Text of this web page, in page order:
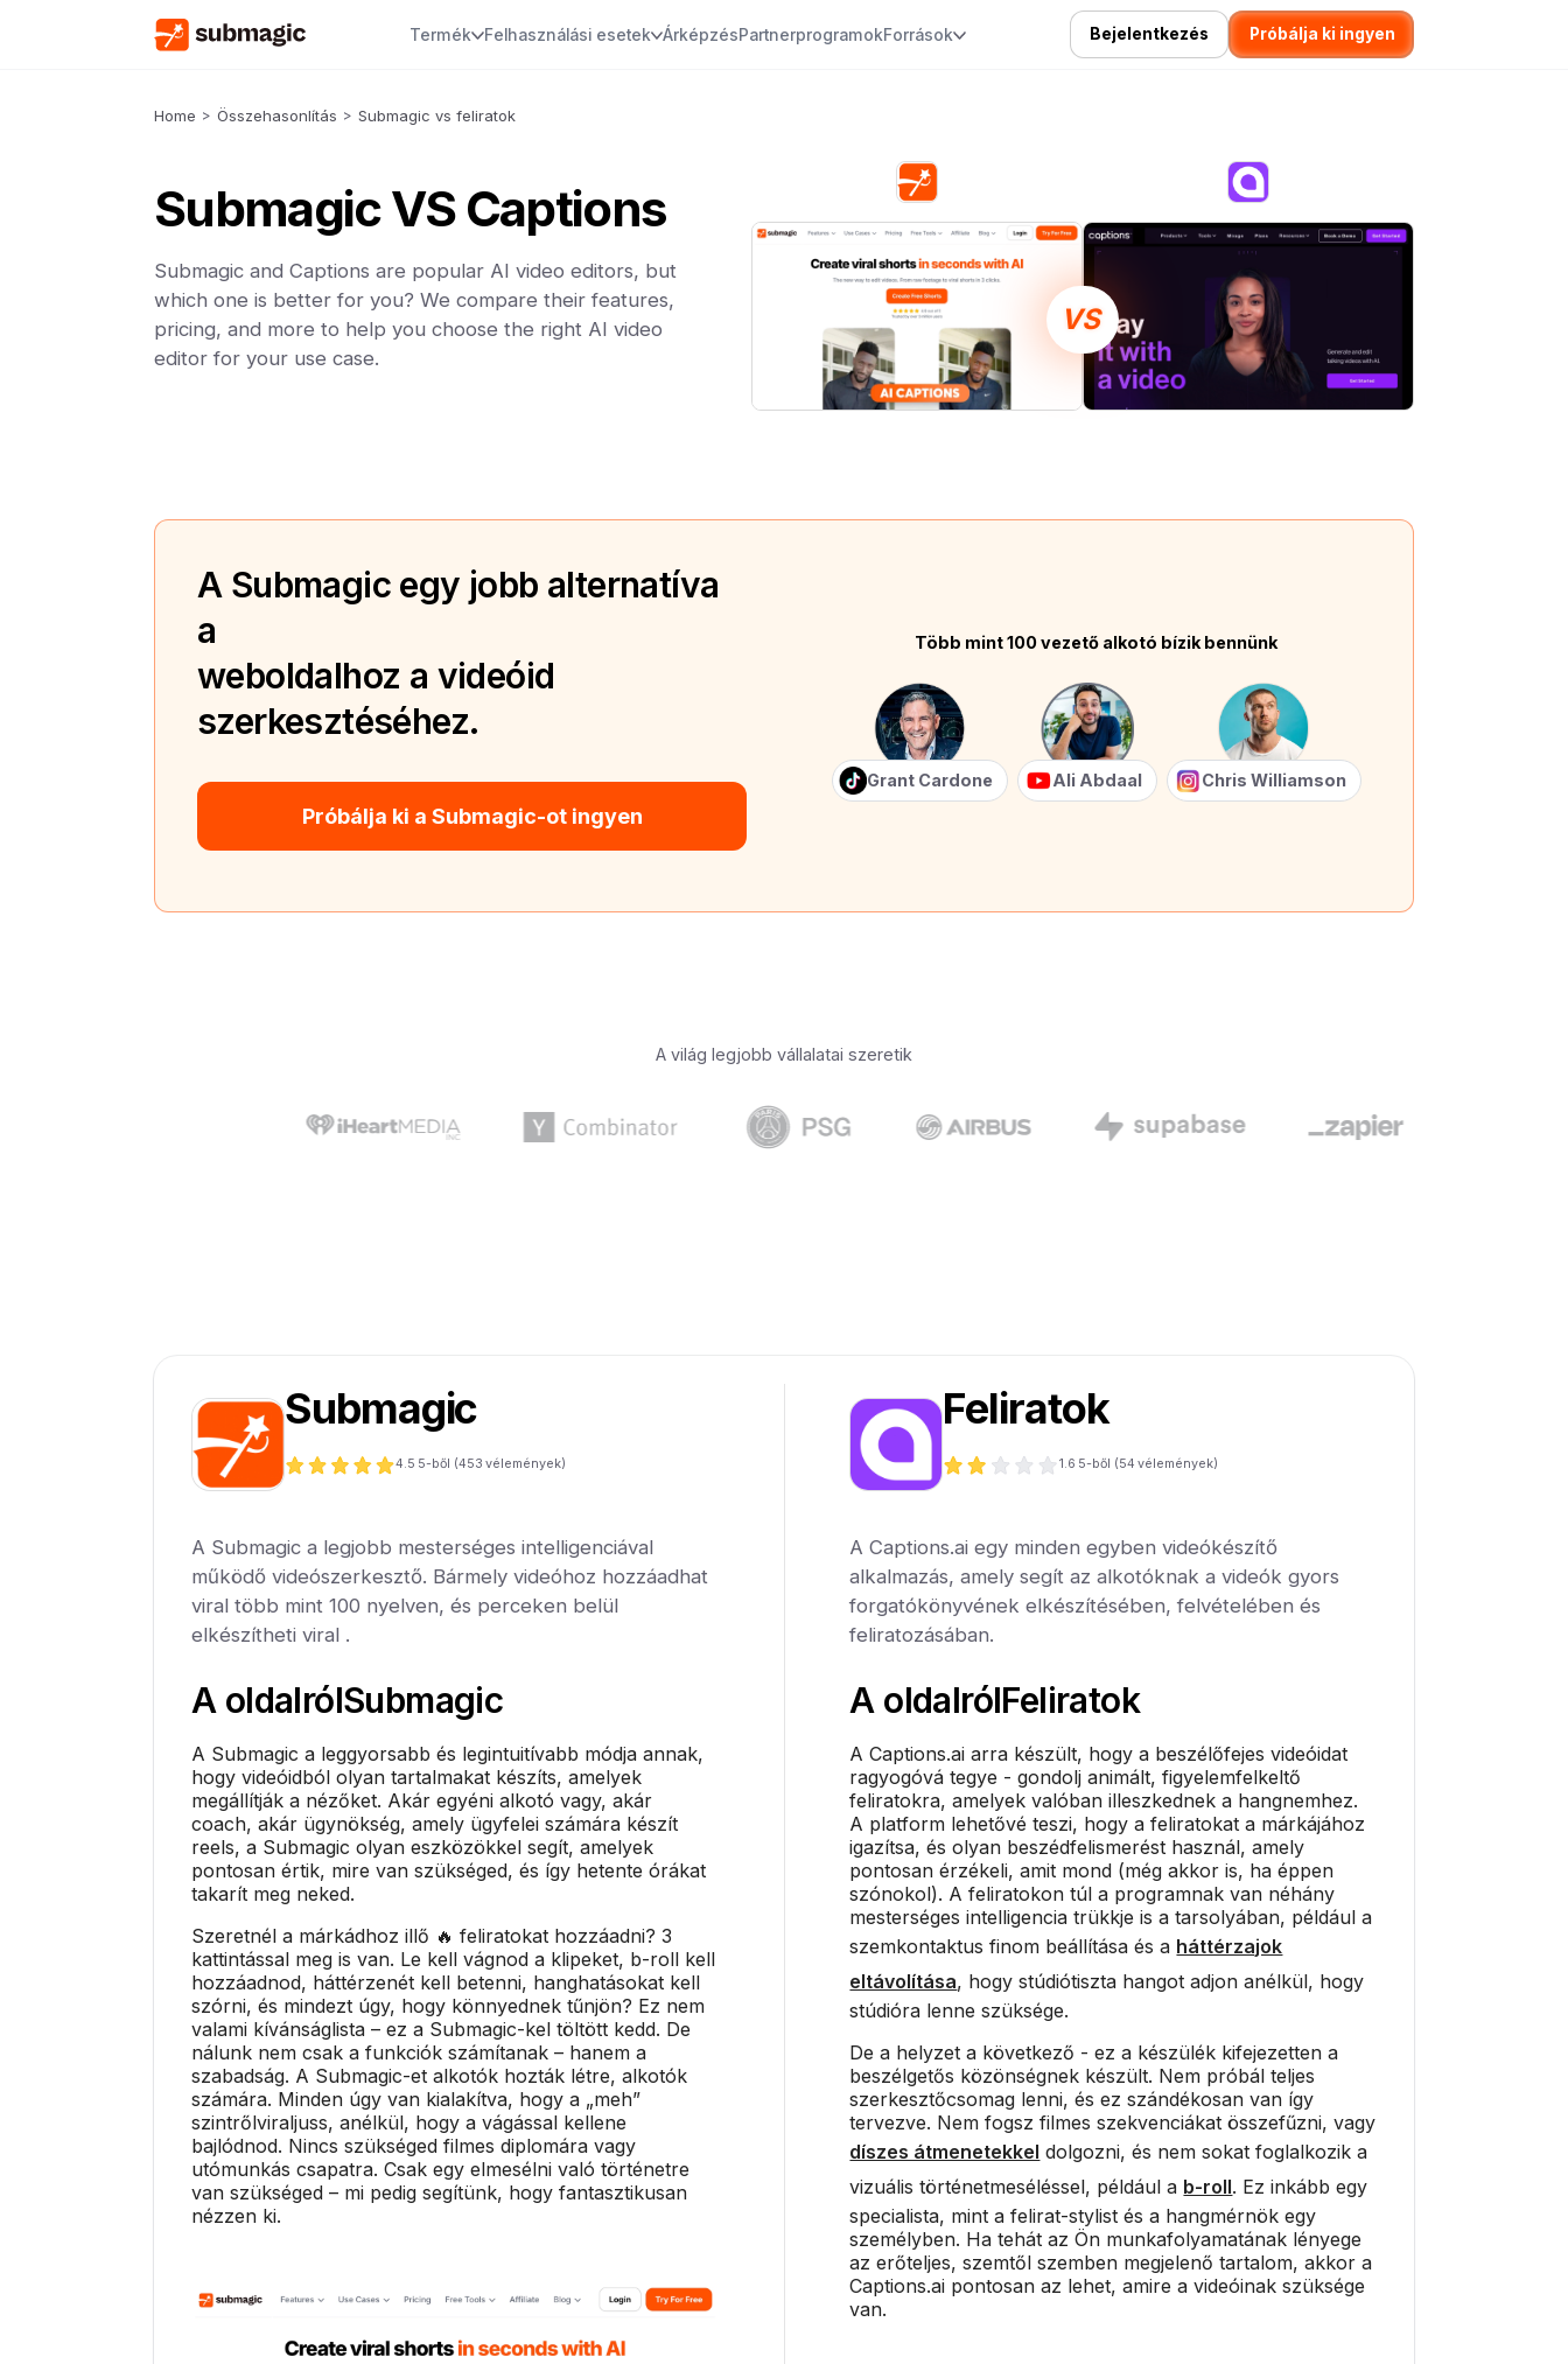
Termék Felhasználási esetek ÁrképzésPartnerprogramokForrások Bejelentkezés Próbálja ki ingyen
Home > Összehasonlítás > Submagic vs feliratok
Submagic VS Captions
Submagic and Captions are popular AI video editors, but
which one is better for you? We compare their features,
pricing, and more to help you choose the right AI video
editor for your use case.
VS
A Submagic egy jobb alternatíva
a
weboldalhoz a videóid
szerkesztéséhez.
Próbálja ki a Submagic-ot ingyen
Több mint 100 vezető alkotó bízik bennünk
Grant Cardone Ali Abdaal Chris Williamson
A világ legjobb vállalatai szeretik
Submagic
4.5 5-ből (453 vélemények)
A Submagic a legjobb mesterséges intelligenciával
működő videószerkesztő. Bármely videóhoz hozzáadhat
viral több mint 100 nyelven, és perceken belül
elkészítheti viral .
A oldalrólSubmagic
A Submagic a leggyorsabb és legintuitívabb módja annak,
hogy videóidból olyan tartalmakat készíts, amelyek
megállítják a nézőket. Akár egyéni alkotó vagy, akár
coach, akár ügynökség, amely ügyfelei számára készít
reels, a Submagic olyan eszközökkel segít, amelyek
pontosan értik, mire van szükséged, és így hetente órákat
takarít meg neked.
Szeretnél a márkádhoz illő 🔥 feliratokat hozzáadni? 3
kattintással meg is van. Le kell vágnod a klipeket, b-roll kell
hozzáadnod, háttérzenét kell betenni, hanghatásokat kell
szórni, és mindezt úgy, hogy könnyednek tűnjön? Ez nem
valami kívánságlista – ez a Submagic-kel töltött kedd. De
nálunk nem csak a funkciók számítanak – hanem a
szabadság. A Submagic-et alkotók hozták létre, alkotók
számára. Minden úgy van kialakítva, hogy a „meh”
szintrőlviraljuss, anélkül, hogy a vágással kellene
bajlódnod. Nincs szükséged filmes diplomára vagy
utómunkás csapatra. Csak egy elmesélni való történetre
van szükséged – mi pedig segítünk, hogy fantasztikusan
nézzen ki.
Feliratok
1.6 5-ből (54 vélemények)
A Captions.ai egy minden egyben videókészítő
alkalmazás, amely segít az alkotóknak a videók gyors
forgatókönyvének elkészítésében, felvételében és
feliratozásában.
A oldalrólFeliratok
A Captions.ai arra készült, hogy a beszélőfejes videóidat
ragyogóvá tegye - gondolj animált, figyelemfelkeltő
feliratokra, amelyek valóban illeszkednek a hangnemhez.
A platform lehetővé teszi, hogy a feliratokat a márkájához
igazítsa, és olyan beszédfelismerést használ, amely
pontosan érzékeli, amit mond (még akkor is, ha éppen
szónokol). A feliratokon túl a programnak van néhány
mesterséges intelligencia trükkje is a tarsolyában, például a
szemkontaktus finom beállítása és a háttérzajok
eltávolítása, hogy stúdiótiszta hangot adjon anélkül, hogy
stúdióra lenne szüksége.
De a helyzet a következő - ez a készülék kifejezetten a
beszélgetős közönségnek készült. Nem próbál teljes
szerkesztőcsomag lenni, és ez szándékosan van így
tervezve. Nem fogsz filmes szekvenciákat összefűzni, vagy
díszes átmenetekkel dolgozni, és nem sokat foglalkozik a
vizuális történetmeséléssel, például a b-roll. Ez inkább egy
specialista, mint a felirat-stylist és a hangmérnök egy
személyben. Ha tehát az Ön munkafolyamatának lényege
az erőteljes, szemtől szemben megjelenő tartalom, akkor a
Captions.ai pontosan az lehet, amire a videóinak szüksége
van.